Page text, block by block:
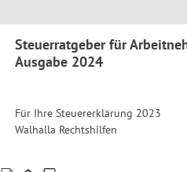
Steuerratgeber für
Ausgabe 2024
Für Ihre Steuererklärung 2023
Walhalla Rechtshilfen